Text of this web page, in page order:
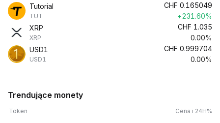
Tutorial
TUT
CHF 0.165049
+231.60%
XRP
XRP
CHF 1.035
0.00%
USD1
USD1
CHF 0.999704
0.00%
Trendujące monety
Token Cena i 24H%